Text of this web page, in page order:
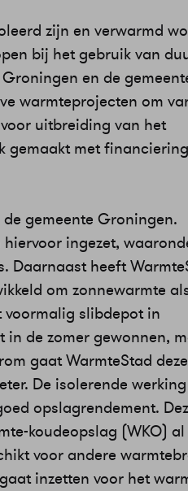
zijn en verwarmd
bij het gebruik van
en de
warmteprojecten om
uitbreiding van het
gemaakt met
gemeente Groningen.
ingezet,
Daarnaast heeft
om zonnewarmte
voormalig slibdepot in
in de zomer gewonnen,
gaat WarmteStad deze
De isolerende
opslagrendement.
koudeopslag (WKO) al
voor andere
inzetten voor het